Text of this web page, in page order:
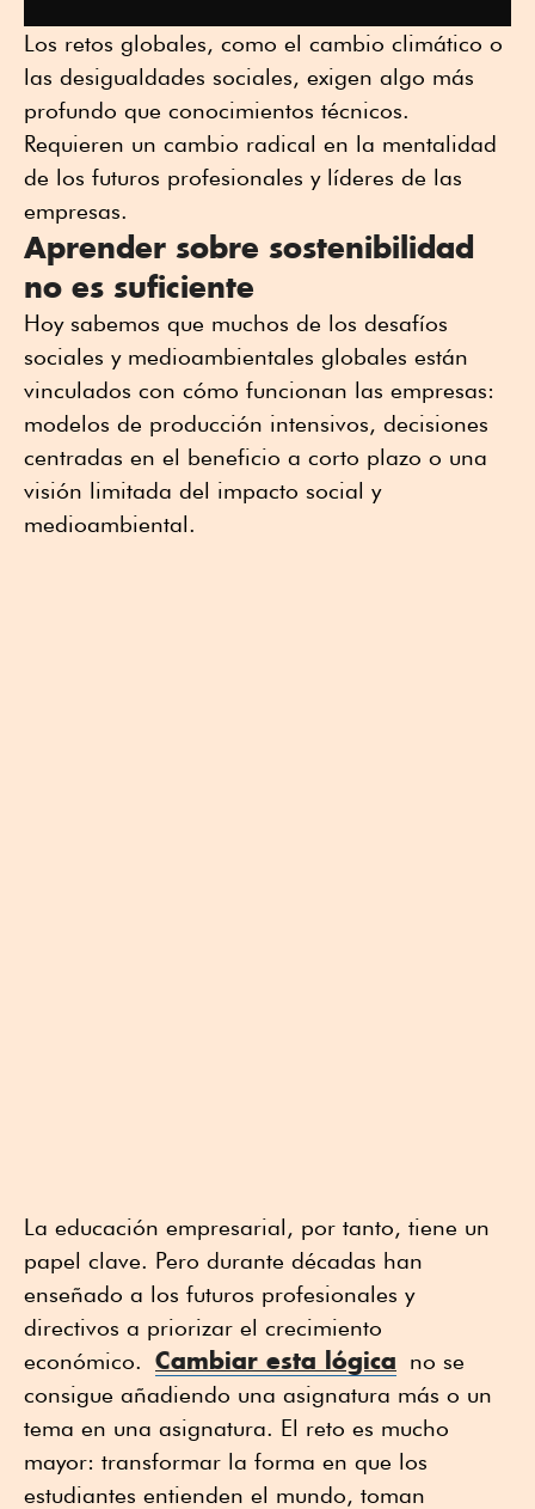
Los retos globales, como el cambio climático o
las desigualdades sociales, exigen algo más
profundo que conocimientos técnicos.
Requieren un cambio radical en la mentalidad
de los futuros profesionales y líderes de las
empresas.
Aprender sobre sostenibilidad
no es suficiente
Hoy sabemos que muchos de los desafíos
sociales y medioambientales globales están
vinculados con cómo funcionan las empresas:
modelos de producción intensivos, decisiones
centradas en el beneficio a corto plazo o una
visión limitada del impacto social y
medioambiental.
La educación empresarial, por tanto, tiene un
papel clave. Pero durante décadas han
enseñado a los futuros profesionales y
directivos a priorizar el crecimiento
económico. Cambiar esta lógica no se
consigue añadiendo una asignatura más o un
tema en una asignatura. El reto es mucho
mayor: transformar la forma en que los
estudiantes entienden el mundo, toman